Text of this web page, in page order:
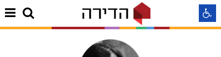
התאמה לקורא מסך